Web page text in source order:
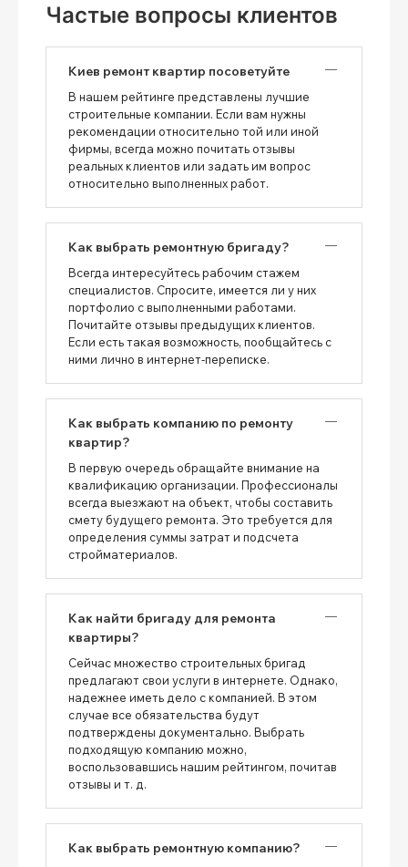
Частые вопросы клиентов
Киев ремонт квартир посоветуйте
В нашем рейтинге представлены лучшие
строительные компании. Если вам нужны
рекомендации относительно той или иной
фирмы, всегда можно почитать отзывы
реальных клиентов или задать им вопрос
относительно выполненных работ.
Как выбрать ремонтную бригаду?
Всегда интересуйтесь рабочим стажем
специалистов. Спросите, имеется ли у них
портфолио с выполненными работами.
Почитайте отзывы предыдущих клиентов.
Если есть такая возможность, пообщайтесь с
ними лично в интернет-переписке.
Как выбрать компанию по ремонту
квартир?
В первую очередь обращайте внимание на
квалификацию организации. Профессионалы
всегда выезжают на объект, чтобы составить
смету будущего ремонта. Это требуется для
определения суммы затрат и подсчета
стройматериалов.
Как найти бригаду для ремонта
квартиры?
Сейчас множество строительных бригад
предлагают свои услуги в интернете. Однако,
надежнее иметь дело с компанией. В этом
случае все обязательства будут
подтверждены документально. Выбрать
подходящую компанию можно,
воспользовавшись нашим рейтингом, почитав
отзывы и т. д.
Как выбрать ремонтную компанию?